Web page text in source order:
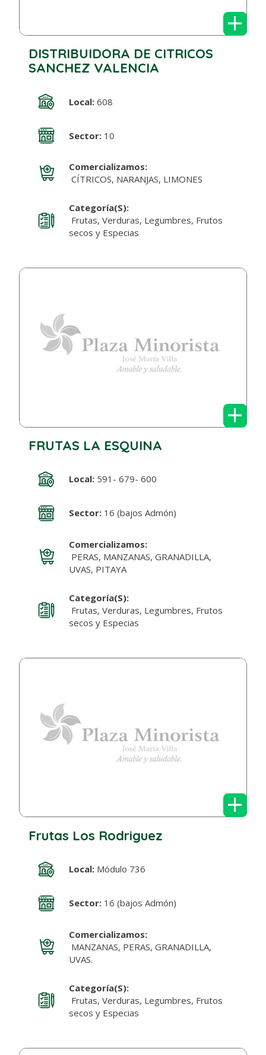
+
DISTRIBUIDORA DE CITRICOS
SANCHEZ VALENCIA
Local:608
Sector:10
Comercializamos:
CÍTRICOS, NARANJAS, LIMONES
Categoría(s):
Frutas, Verduras, Legumbres, Frutos
secos y Especias
+
FRUTAS LA ESQUINA
Local:591- 679- 600
Sector:16 (bajos Admón)
Comercializamos:
PERAS, MANZANAS, GRANADILLA,
UVAS, PITAYA
Categoría(s):
Frutas, Verduras, Legumbres, Frutos
secos y Especias
+
Frutas Los Rodriguez
Local:Módulo 736
Sector:16 (bajos Admón)
Comercializamos:
MANZANAS, PERAS, GRANADILLA,
UVAS.
Categoría(s):
Frutas, Verduras, Legumbres, Frutos
secos y Especias